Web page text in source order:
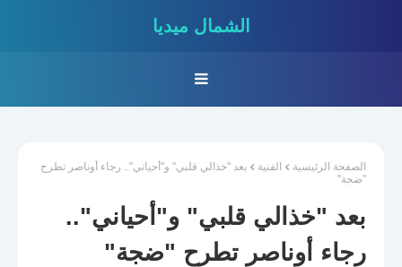
الشمال ميديا
الصفحة الرئيسية الفنية
بعد "خذالي قلبي" و"أحياني".. رجاء أوناصر تطرح
"ضجة"
بعد "خذالي قلبي" و"أحياني"..
رجاء أوناصر تطرح "ضجة"